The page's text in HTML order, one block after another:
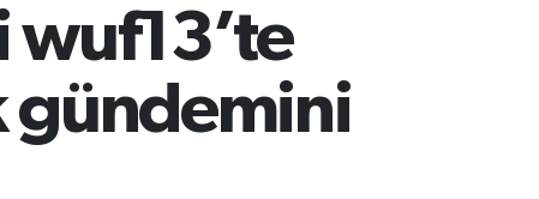
wuf13’te
gündemini